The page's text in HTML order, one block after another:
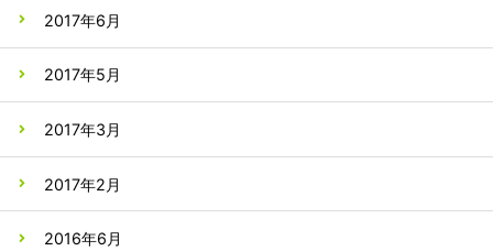
2017年6月
2017年5月
2017年3月
2017年2月
2016年6月